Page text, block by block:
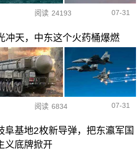
阅读 24193 07-31
冲天，中东这个火药桶爆燃
阅读 6834 07-31
阜基地2枚新导弹，把东瀛军国
义底牌掀开